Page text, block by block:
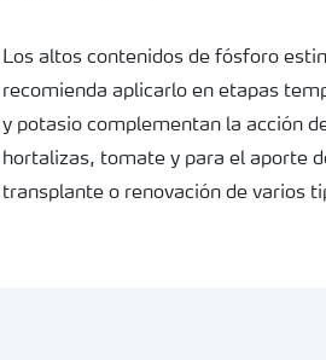
Los altos contenidos de fósforo
recomienda aplicarlo en etapas
y potasio complementan la acción
hortalizas, tomate y para el aporte
transplante o renovación de varios